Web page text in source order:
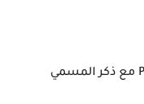
أرسل السيرة الذاتية بالصيغة PDF مع ذكر المسمي